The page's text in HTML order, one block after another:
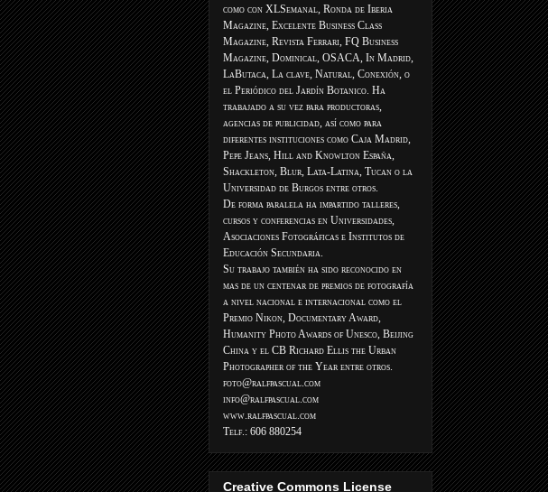
como con XLSemanal, Ronda de Iberia
Magazine, Excelente Business Class
Magazine, Revista Ferrari, FQ Business
Magazine, Dominical, OSACA, In Madrid,
LaButaca, La clave, Natural, Conexión, o
el Periódico del Jardín Botanico. Ha
trabajado a su vez para productoras,
agencias de publicidad, así como para
diferentes instituciones como Caja Madrid,
Pepe Jeans, Hill and Knowlton España,
Shackleton, Blur, Lata-Latina, Tucan o la
Universidad de Burgos entre otros.
De forma paralela ha impartido talleres,
cursos y conferencias en Universidades,
Asociaciones Fotográficas e Institutos de
Educación Secundaria.
Su trabajo también ha sido reconocido en
mas de un centenar de premios de fotografía
a nivel nacional e internacional como el
Premio Nikon, Documentary Award,
Humanity Photo Awards of Unesco, Beijing
China y el CB Richard Ellis the Urban
Photographer of the Year entre otros.
foto@ralfpascual.com
info@ralfpascual.com
www.ralfpascual.com
Telf.: 606 880254
Creative Commons License